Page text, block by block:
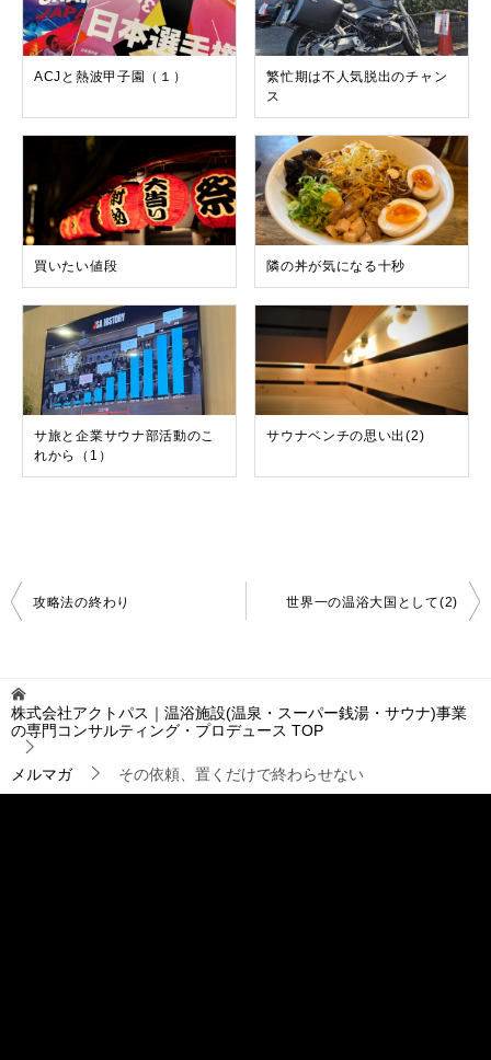
ACJと熱波甲子園（１）
繁忙期は不人気脱出のチャン
ス
買いたい値段 隣の丼が気になる十秒
サ旅と企業サウナ部活動のこ
れから（1）
サウナベンチの思い出(2)
投
稿
ゲ
ー
シ
ョ
ン
攻略法の終わり 世界一の温浴大国として(2)
株式会社アクトパス｜温浴施設(温泉・スーパー銭湯・サウナ)事業
の専門コンサルティング・プロデュース TOP
メルマガ その依頼、置くだけで終わらせない